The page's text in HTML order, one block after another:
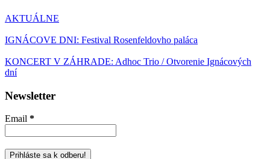
AKTUÁLNE
IGNÁCOVE DNI: Festival Rosenfeldovho paláca
KONCERT V ZÁHRADE: Adhoc Trio / Otvorenie Ignácových
dní
Newsletter
Email *